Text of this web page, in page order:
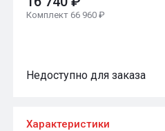
Комплект 66 960 ₽
Недоступно для заказа
Характеристики